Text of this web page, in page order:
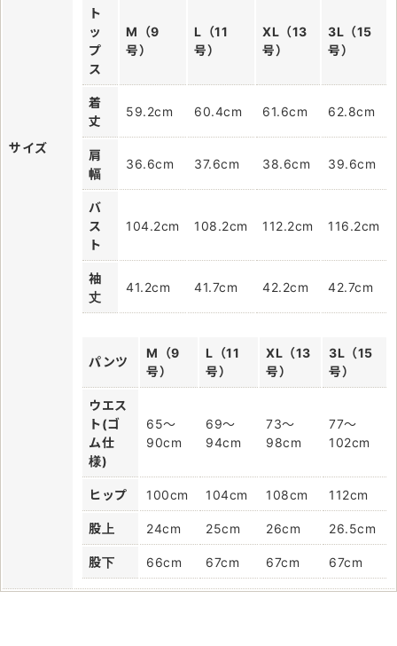
サイズ
ト
ッ
プ
ス
M（9
号）
L（11
号）
XL（13
号）
3L（15
号）
着
丈
59.2cm 60.4cm 61.6cm 62.8cm
肩
幅
36.6cm 37.6cm 38.6cm 39.6cm
バ
ス
ト
104.2cm 108.2cm 112.2cm 116.2cm
袖
丈
41.2cm 41.7cm 42.2cm 42.7cm
パンツ
M（9
号）
L（11
号）
XL（13
号）
3L（15
号）
ウエス
ト(ゴ
ム仕
様)
65～
90cm
69～
94cm
73～
98cm
77～
102cm
ヒップ 100cm 104cm 108cm 112cm
股上 24cm 25cm 26cm 26.5cm
股下 66cm 67cm 67cm 67cm